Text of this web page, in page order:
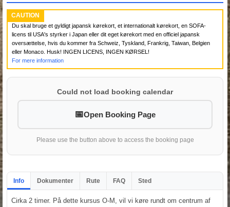
CAUTION
Du skal bruge et gyldigt japansk kørekort, et internationalt kørekort, en SOFA-
licens til USA's styrker i Japan eller dit eget kørekort med en officiel japansk
oversættelse, hvis du kommer fra Schweiz, Tyskland, Frankrig, Taiwan, Belgien
eller Monaco. Husk! INGEN LICENS, INGEN KØRSEL!
For mere information
Could not load booking calendar
Open Booking Page
Please use the button above to access the booking page
Info Dokumenter Rute FAQ Sted
Cirka 2 timer. På dette kursus O-M, vil vi køre rundt om centrum af